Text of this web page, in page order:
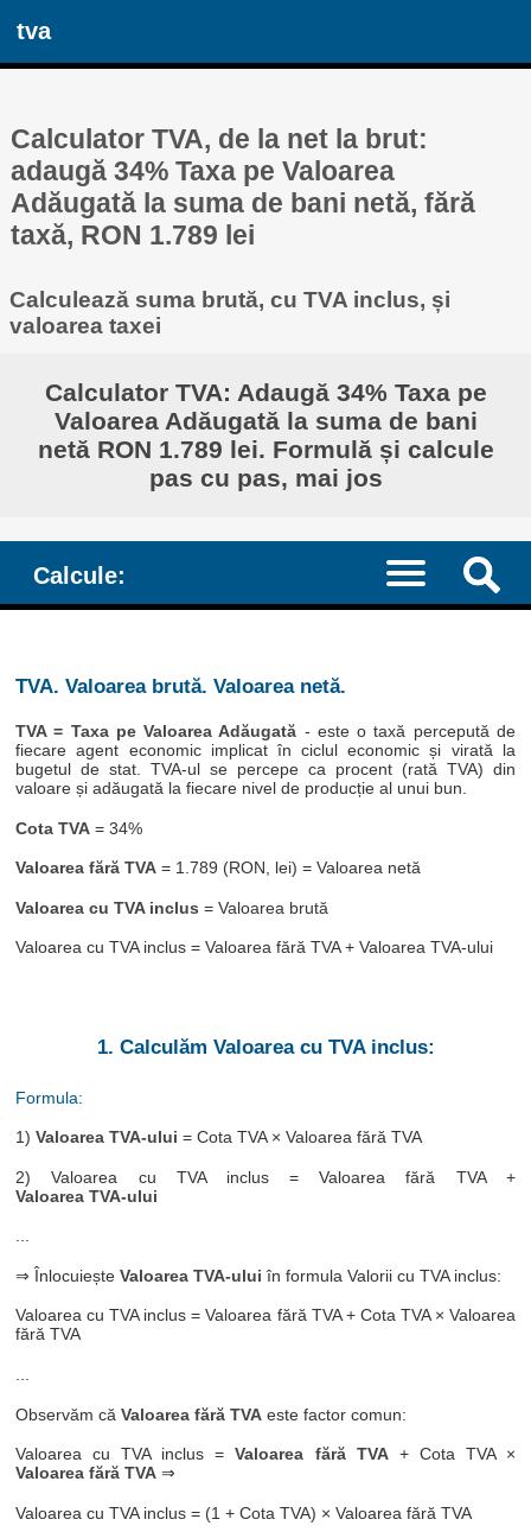
tva
Calculator TVA, de la net la brut:
adaugă 34% Taxa pe Valoarea
Adăugată la suma de bani netă, fără
taxă, RON 1.789 lei
Calculează suma brută, cu TVA inclus, și
valoarea taxei
Calculator TVA: Adaugă 34% Taxa pe
Valoarea Adăugată la suma de bani
netă RON 1.789 lei. Formulă și calcule
pas cu pas, mai jos
Calcule:
TVA. Valoarea brută. Valoarea netă.
TVA = Taxa pe Valoarea Adăugată - este o taxă percepută de
fiecare agent economic implicat în ciclul economic și virată la
bugetul de stat. TVA-ul se percepe ca procent (rată TVA) din
valoare și adăugată la fiecare nivel de producție al unui bun.
Cota TVA = 34%
Valoarea fără TVA = 1.789 (RON, lei) = Valoarea netă
Valoarea cu TVA inclus = Valoarea brută
Valoarea cu TVA inclus = Valoarea fără TVA + Valoarea TVA-ului
1. Calculăm Valoarea cu TVA inclus:
Formula:
1)Valoarea TVA-ului = Cota TVA × Valoarea fără TVA
2) Valoarea cu TVA inclus = Valoarea fără TVA +
Valoarea TVA-ului
...
⇒ ÎnlocuieșteValoarea TVA-ului în formula Valorii cu TVA inclus:
Valoarea cu TVA inclus = Valoarea fără TVA + Cota TVA × Valoarea
fără TVA
Observăm căValoarea fără TVA este factor comun:
Valoarea cu TVA inclus =Valoarea fără TVA+ Cota TVA ×
Valoarea fără TVA ⇒
Valoarea cu TVA inclus = (1 + Cota TVA) × Valoarea fără TVA